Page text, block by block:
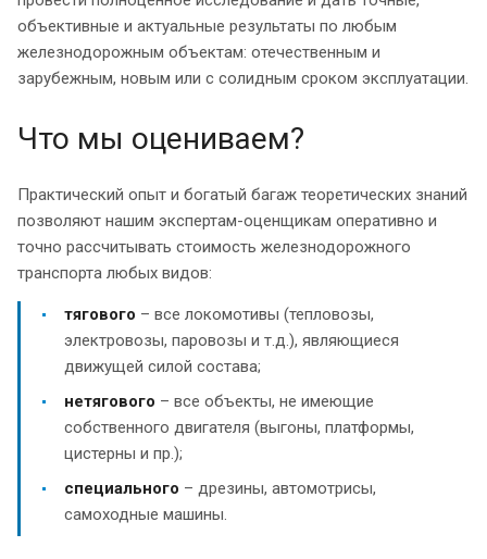
объективные и актуальные результаты по любым
железнодорожным объектам: отечественным и
зарубежным, новым или с солидным сроком эксплуатации.
Что мы оцениваем?
Практический опыт и богатый багаж теоретических знаний
позволяют нашим экспертам-оценщикам оперативно и
точно рассчитывать стоимость железнодорожного
транспорта любых видов:
тягового – все локомотивы (тепловозы,
электровозы, паровозы и т.д.), являющиеся
движущей силой состава;
нетягового – все объекты, не имеющие
собственного двигателя (выгоны, платформы,
цистерны и пр.);
специального – дрезины, автомотрисы,
самоходные машины.